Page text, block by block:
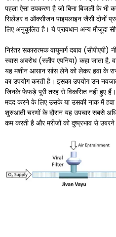
पहला ऐसा उपकरण है जो बिना बिजली के
सिलेंडर व ऑक्सीजन पाइपलाइन जैसी दोनों
लिए अनुकूलित है। ये प्रावधान अन्य मौजूदा
निरंतर सकारात्मक वायुमार्ग दबाव
स्वास अवरोध (स्लीप एपनिया) कहा जाता है,
यह मशीन आसान सांस लेने को लेकर हवा के
का उपयोग करती है। इसका उपयोग उन
जिनके फेफड़े पूरी तरह से विकसित नहीं हुए
मदद करने के लिए उसके या उसकी नाक में
शुरुआती चरणों के दौरान यह उपचार सबसे
कम करती है और मरीजों को दुष्प्रभाव से